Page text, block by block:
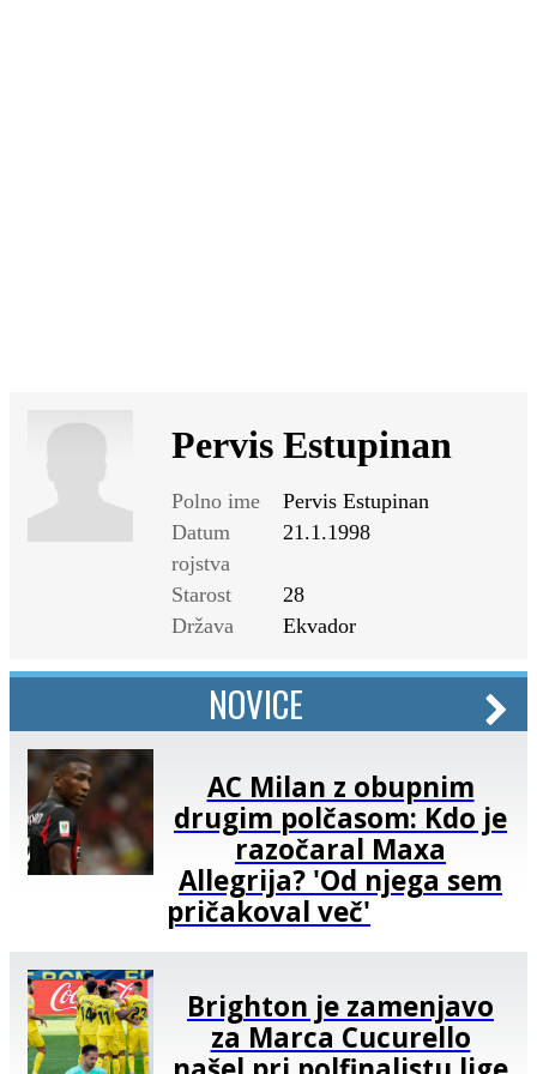
Pervis Estupinan
Polno ime
Pervis Estupinan
Datum
rojstva
21.1.1998
Starost
28
Država
Ekvador
NOVICE
AC Milan z obupnim
drugim polčasom: Kdo je
razočaral Maxa
Allegrija? 'Od njega sem
pričakoval več'
Brighton je zamenjavo
za Marca Cucurello